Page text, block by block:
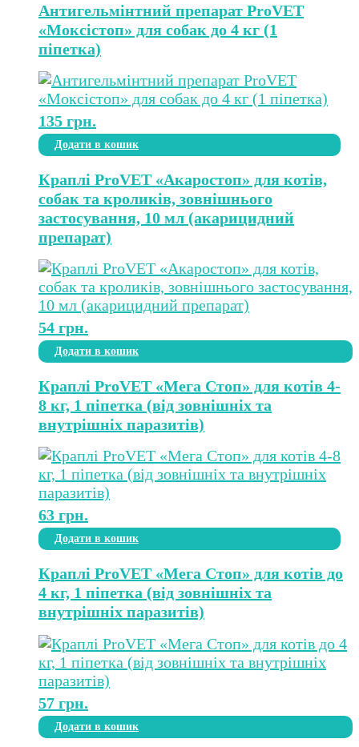
Антигельмінтний препарат ProVET
«Моксістоп» для собак до 4 кг (1
піпетка)
135 грн.
Додати в кошик
Краплі ProVET «Акаростоп» для котів,
собак та кроликів, зовнішнього
застосування, 10 мл (акарицидний
препарат)
54 грн.
Додати в кошик
Краплі ProVET «Мега Стоп» для котів 4-
8 кг, 1 піпетка (від зовнішніх та
внутрішніх паразитів)
63 грн.
Додати в кошик
Краплі ProVET «Мега Стоп» для котів до
4 кг, 1 піпетка (від зовнішніх та
внутрішніх паразитів)
57 грн.
Додати в кошик